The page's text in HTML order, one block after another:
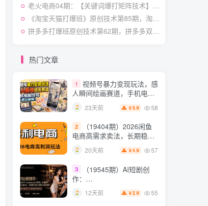
（19538期）人性思维格
局短视频教学：20W博主亲
授×标准化流程×字幕封面设
计×AI提示词×橱窗带货6W
12天前 ￥ 3.9 54
老火电商04期：【关键词爆打矩阵技术】低预低出高投产（20节）
《淘宝天猫打爆班》原创技术第85期，淘宝从0到爆2.0，权重搭建、销量破零、多维组合玩法、全周期起量投产实操教程
拼多多打爆班原创技术第62期，拼多多双打强付费，原创起店技术，稳权重高投产
热门文章
1
视频号暴力变现玩法，感
人瞬间绘画赛道，手机电脑
均可
23天前 ￥5.9 58
2
（19404期）2026闲鱼
电商高需求卖法，长期稳定
可做，一单利润300
20天前 ￥4.9 57
3
（19545期）AI短剧创
作：
ChatGPT+Seedance2.0教
程，从零制作恶毒女配短
12天前 ￥2.9 55